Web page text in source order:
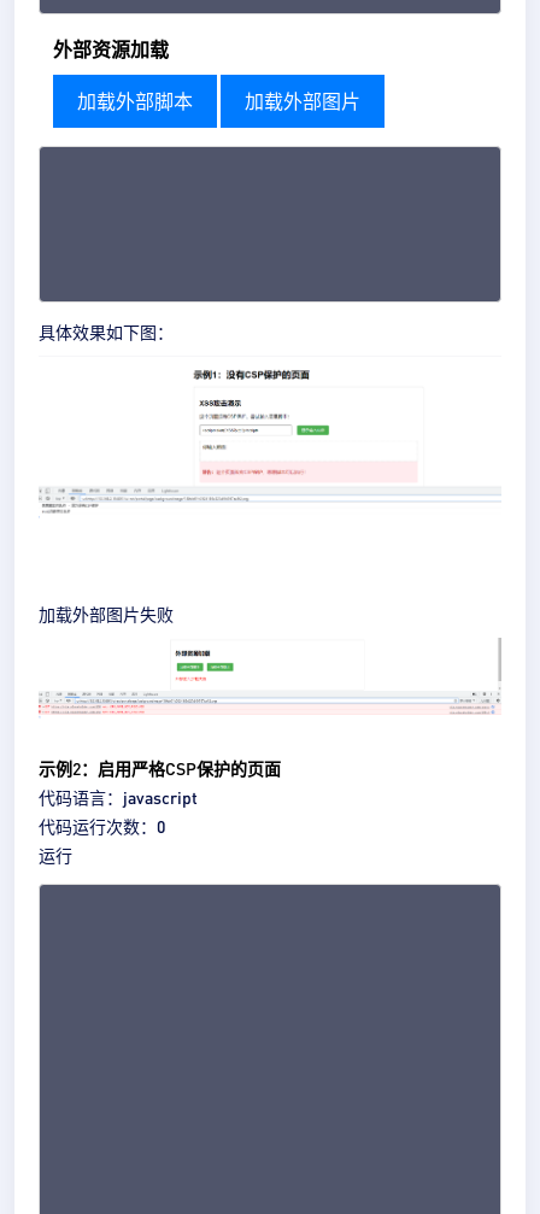
外部资源加载
加载外部脚本 加载外部图片
具体效果如下图：
加载外部图片失败
示例2：启用严格CSP保护的页面
代码语言： javascript
代码运行次数： 0
运行